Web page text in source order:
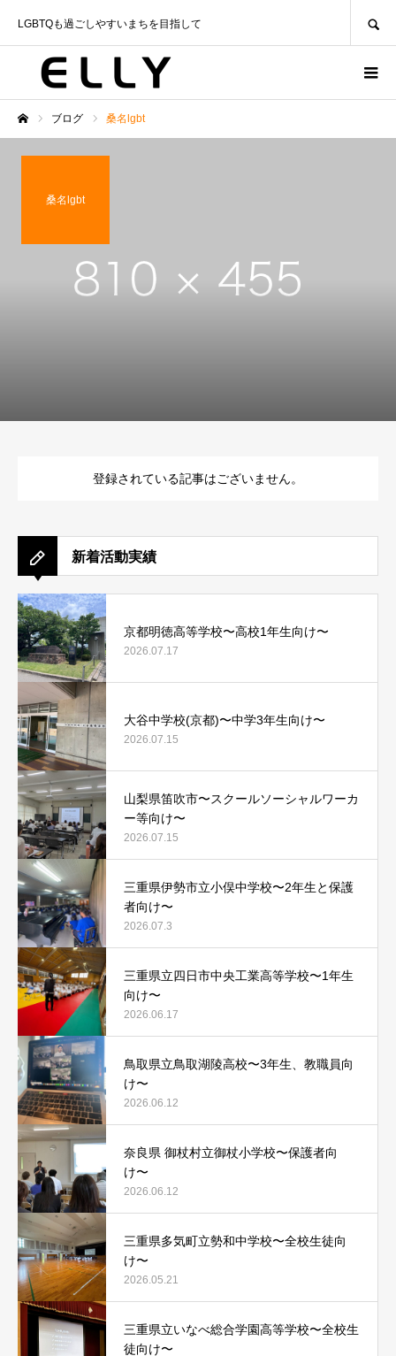
LGBTQも過ごしやすいまちを目指して
ブログ 桑名lgbt
桑名lgbt
登録されている記事はございません。
新着活動実績
京都明徳高等学校〜高校1年生向け〜
2026.07.17
大谷中学校(京都)〜中学3年生向け〜
2026.07.15
山梨県笛吹市〜スクールソーシャルワーカ
ー等向け〜
2026.07.15
三重県伊勢市立小俣中学校〜2年生と保護
者向け〜
2026.07.3
三重県立四日市中央工業高等学校〜1年生
向け〜
2026.06.17
鳥取県立鳥取湖陵高校〜3年生、教職員向
け〜
2026.06.12
奈良県 御杖村立御杖小学校〜保護者向
け〜
2026.06.12
三重県多気町立勢和中学校〜全校生徒向
け〜
2026.05.21
三重県立いなべ総合学園高等学校〜全校生
徒向け〜